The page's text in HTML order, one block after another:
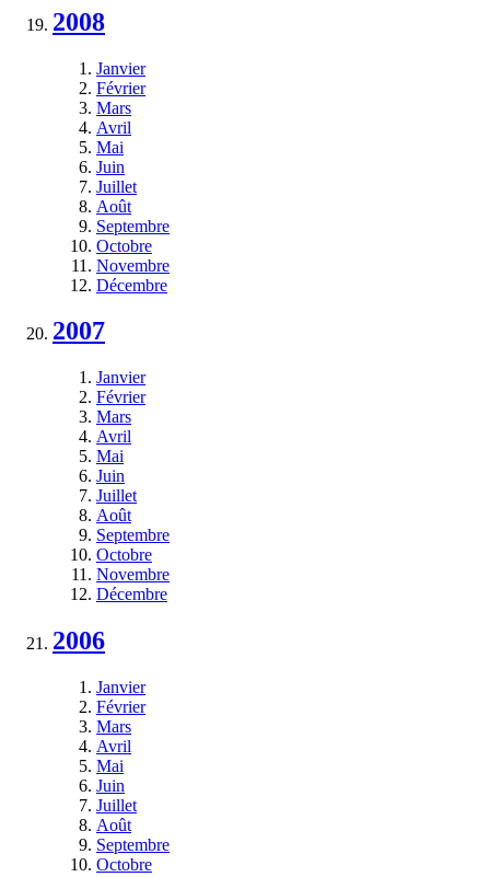
2008
Janvier
Février
Mars
Avril
Mai
Juin
Juillet
Août
Septembre
Octobre
Novembre
Décembre
2007
Janvier
Février
Mars
Avril
Mai
Juin
Juillet
Août
Septembre
Octobre
Novembre
Décembre
2006
Janvier
Février
Mars
Avril
Mai
Juin
Juillet
Août
Septembre
Octobre